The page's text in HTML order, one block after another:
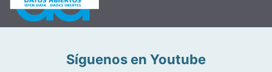
Síguenos en Youtube